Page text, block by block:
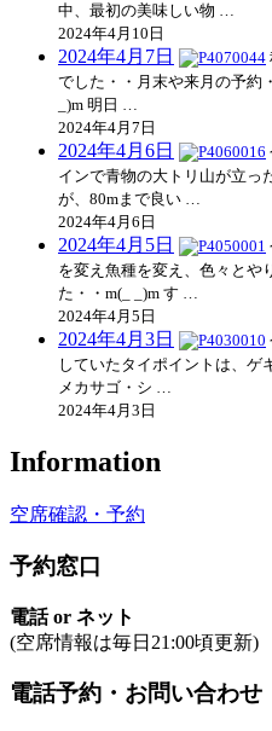
中、最初の美味しい物 …
2024年4月10日
2024年4月7日
でした・・月末や来月の予約
_)m 明日 …
2024年4月7日
2024年4月6日
インで青物の大トリ山が立っ
が、80mまで良い …
2024年4月6日
2024年4月5日
を変え魚種を変え、色々とや
た・・m(_ _)m す …
2024年4月5日
2024年4月3日
していたタイポイントは、ゲ
メカサゴ・シ …
2024年4月3日
Information
空席確認・予約
予約窓口
電話 or ネット
(空席情報は毎日21:00頃更新)
電話予約・お問い合わせ